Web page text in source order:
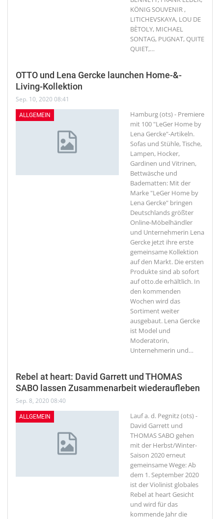
KÖNIG SOUVENIR ,
LITICHEVSKAYA, LOU DE
BÈTOLY, MICHAEL
SONTAG, PUGNAT, QUITE
QUIET,…
OTTO und Lena Gercke launchen Home-&-
Living-Kollektion
Sep. 10, 2020 08:41
ALLGEMEIN
Hamburg (ots) - Premiere
mit 100 "LeGer Home by
Lena Gercke"-Artikeln.
Sofas und Stühle, Tische,
Lampen, Hocker,
Gardinen und Vitrinen,
Bettwäsche und
Badematten: Mit der
Marke "LeGer Home by
Lena Gercke" bringen
Deutschlands größter
Online-Möbelhändler
und Unternehmerin Lena
Gercke jetzt ihre erste
gemeinsame Kollektion
auf den Markt. Die ersten
Produkte sind ab sofort
auf otto.de erhältlich. In
den kommenden
Wochen wird das
Sortiment weiter
ausgebaut. Lena Gercke
ist Model und
Moderatorin,
Unternehmerin und…
Rebel at heart: David Garrett und THOMAS
SABO lassen Zusammenarbeit wiederaufleben
Sep. 8, 2020 08:40
ALLGEMEIN
Lauf a. d. Pegnitz (ots) -
David Garrett und
THOMAS SABO gehen
mit der Herbst/Winter-
Saison 2020 erneut
gemeinsame Wege: Ab
dem 1. September 2020
ist der Violinist globales
Rebel at heart Gesicht
und wird für das
kommende Jahr die